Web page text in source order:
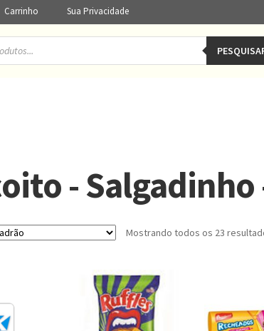
Carrinho Sua Privacidade
- Salgadinho
Mostrando todos os 23